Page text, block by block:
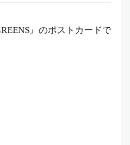
』のポストカードで